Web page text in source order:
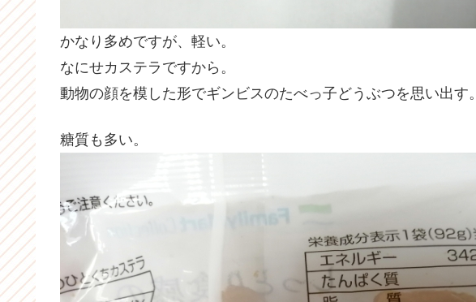
かなり多めですが、軽い。
なにせカステラですから。
動物の顔を模した形でギンビスのたべっ子どうぶつを思い出す。
糖質も多い。